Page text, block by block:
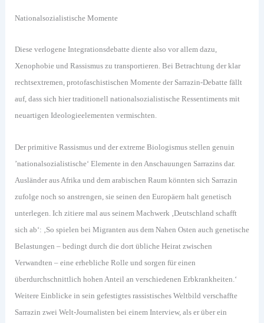
Nationalsozialistische Momente
Diese verlogene Integrationsdebatte diente also vor allem dazu,
Xenophobie und Rassismus zu transportieren. Bei Betrachtung der klar
rechtsextremen, protofaschistischen Momente der Sarrazin-Debatte fällt
auf, dass sich hier traditionell nationalsozialistische Ressentiments mit
neuartigen Ideologieelementen vermischten.
Der primitive Rassismus und der extreme Biologismus stellen genuin
’nationalsozialistische‘ Elemente in den Anschauungen Sarrazins dar.
Ausländer aus Afrika und dem arabischen Raum könnten sich Sarrazin
zufolge noch so anstrengen, sie seinen den Europäern halt genetisch
unterlegen. Ich zitiere mal aus seinem Machwerk ‚Deutschland schafft
sich ab‘: ‚So spielen bei Migranten aus dem Nahen Osten auch genetische
Belastungen – bedingt durch die dort übliche Heirat zwischen
Verwandten – eine erhebliche Rolle und sorgen für einen
überdurchschnittlich hohen Anteil an verschiedenen Erbkrankheiten.‘
Weitere Einblicke in sein gefestigtes rassistisches Weltbild verschaffte
Sarrazin zwei Welt-Journalisten bei einem Interview, als er über ein